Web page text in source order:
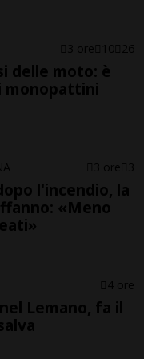
3 ore 10 26
delle moto: è
monopattini
3 ore 3
l'incendio, la
«Meno
4 ore
Lemano, fa il